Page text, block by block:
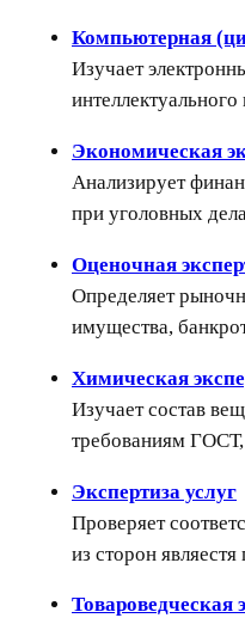
Компьютерная
Изучает
Экономическая
Анализирует
при уголовных
Оценочная
Определяет
имущества,
Химическая
Изучает состав
требованиям ГОСТ,
Экспертиза услуг
Проверяет
из сторон
Товароведческая